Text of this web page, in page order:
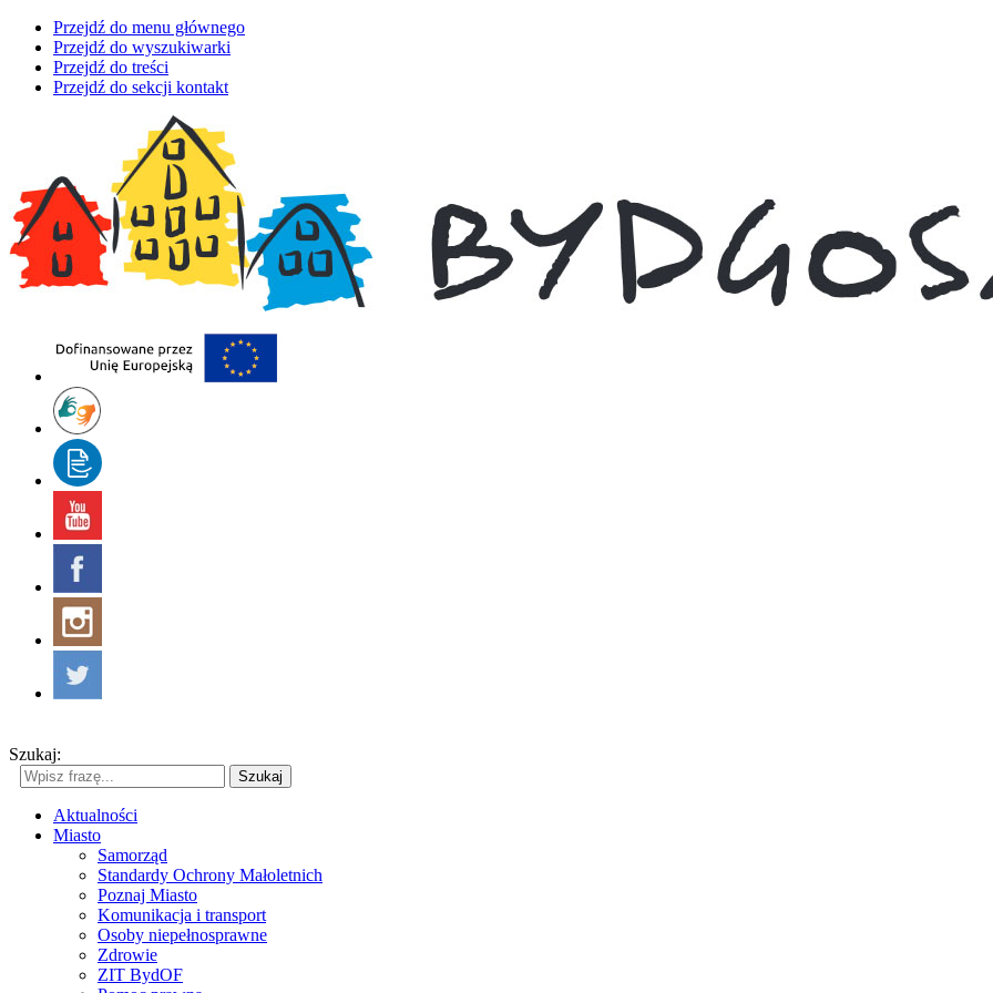
Przejdź do menu głównego
Przejdź do wyszukiwarki
Przejdź do treści
Przejdź do sekcji kontakt
Szukaj:
Szukaj
Aktualności
Miasto
Samorząd
Standardy Ochrony Małoletnich
Poznaj Miasto
Komunikacja i transport
Osoby niepełnosprawne
Zdrowie
ZIT BydOF